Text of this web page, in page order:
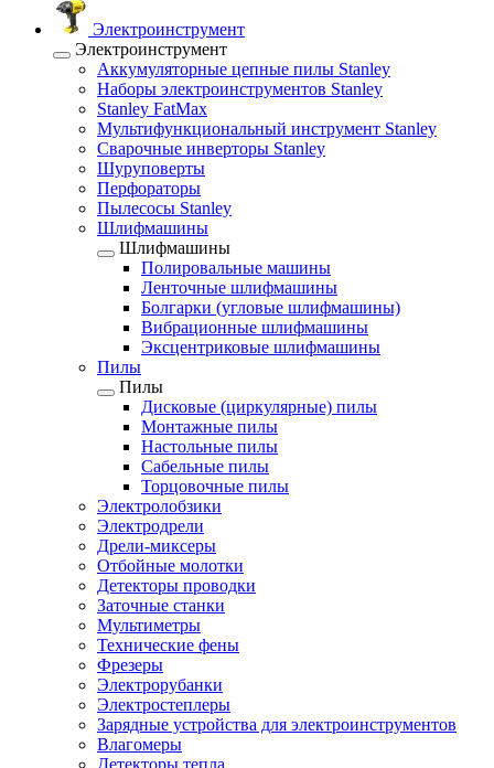
Электроинструмент
Электроинструмент
Аккумуляторные цепные пилы Stanley
Наборы электроинструментов Stanley
Stanley FatMax
Мультифункциональный инструмент Stanley
Сварочные инверторы Stanley
Шуруповерты
Перфораторы
Пылесосы Stanley
Шлифмашины
Шлифмашины
Полировальные машины
Ленточные шлифмашины
Болгарки (угловые шлифмашины)
Вибрационные шлифмашины
Эксцентриковые шлифмашины
Пилы
Пилы
Дисковые (циркулярные) пилы
Монтажные пилы
Настольные пилы
Сабельные пилы
Торцовочные пилы
Электролобзики
Электродрели
Дрели-миксеры
Отбойные молотки
Детекторы проводки
Заточные станки
Мультиметры
Технические фены
Фрезеры
Электрорубанки
Электростеплеры
Зарядные устройства для электроинструментов
Влагомеры
Детекторы тепла